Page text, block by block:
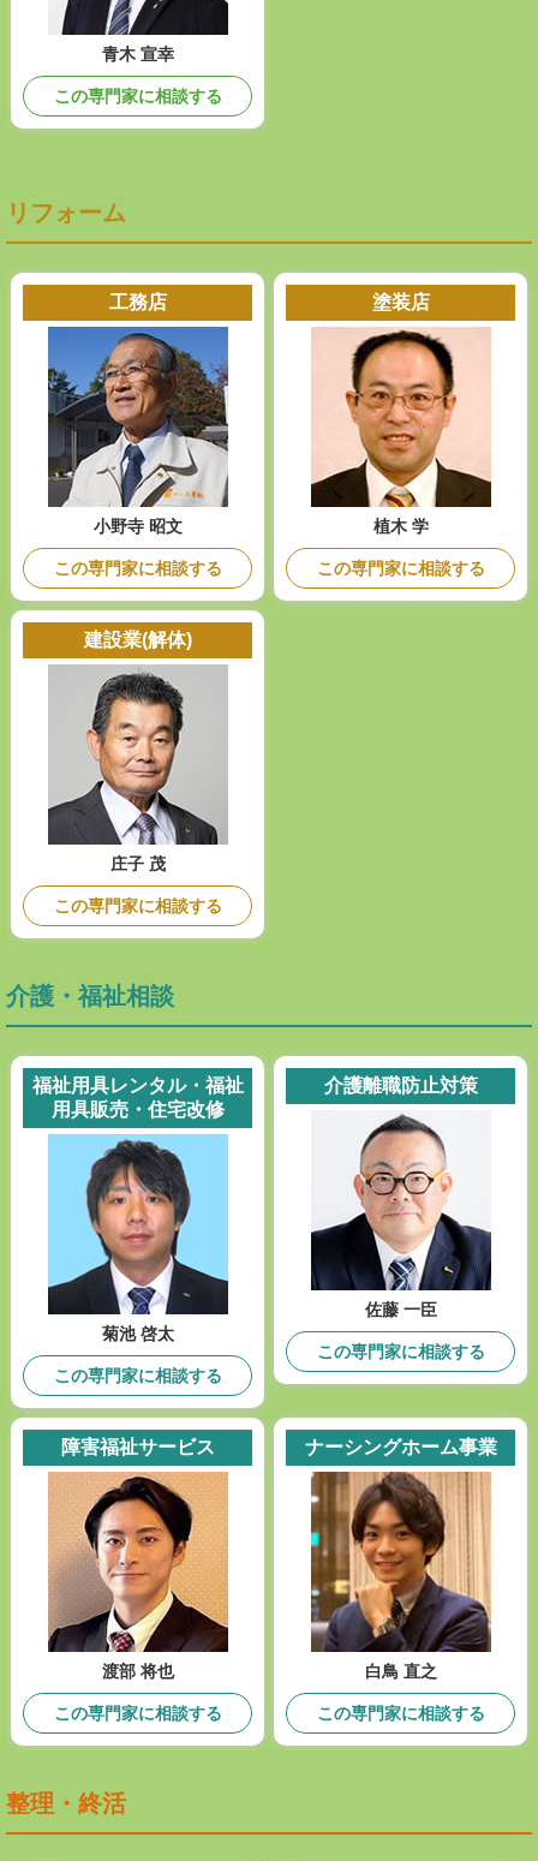
青木 宣幸
この専門家に相談する
リフォーム
工務店
小野寺 昭文
この専門家に相談する
塗装店
植木 学
この専門家に相談する
建設業(解体)
庄子 茂
この専門家に相談する
介護・福祉相談
福祉用具レンタル・福祉
用具販売・住宅改修
菊池 啓太
この専門家に相談する
介護離職防止対策
佐藤 一臣
この専門家に相談する
障害福祉サービス
渡部 将也
この専門家に相談する
ナーシングホーム事業
白鳥 直之
この専門家に相談する
整理・終活